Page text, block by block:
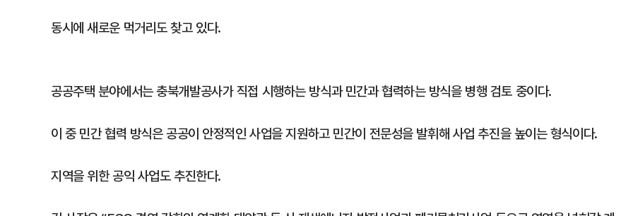
동시에 새로운 먹거리도 찾고 있다.
공공주택 분야에서는 충북개발공사가 직접 시행하는 방식과 민간과 협력하는 방식을 병행 검토 중이다.
이 중 민간 협력 방식은 공공이 안정적인 사업을 지원하고 민간이 전문성을 발휘해 사업 추진을 높이는 형식이다.
지역을 위한 공익 사업도 추진한다.